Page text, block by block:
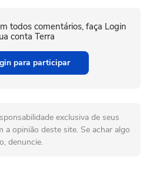
todos comentários, faça Login
conta Terra
para participar
exclusiva de seus
a opinião deste site. Se achar algo
denuncie.